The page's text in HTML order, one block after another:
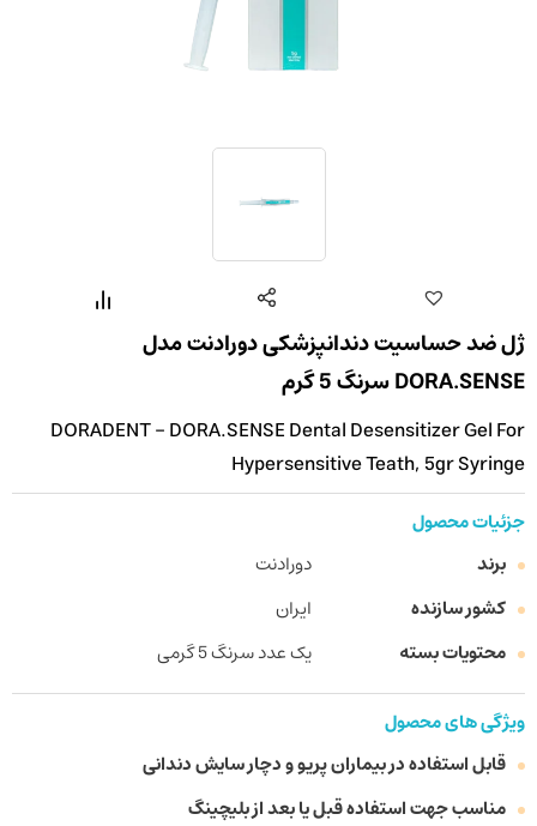
ژل ضد حساسیت دندانپزشکی دورادنت مدل
DORA.SENSE سرنگ 5 گرم
DORADENT - DORA.SENSE Dental Desensitizer Gel For
Hypersensitive Teath, 5gr Syringe
جزئیات محصول
برند
دورادنت
کشور سازنده
ایران
محتویات بسته
یک عدد سرنگ 5 گرمی
ویژگی های محصول
قابل استفاده در بیماران پریو و دچار سایش دندانی
مناسب جهت استفاده قبل یا بعد از بلیچینگ